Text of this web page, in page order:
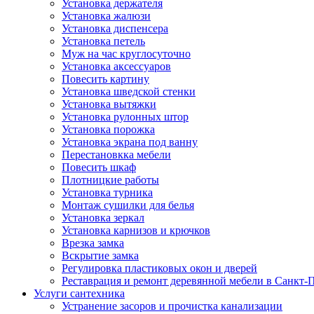
Установка держателя
Установка жалюзи
Установка диспенсера
Установка петель
Муж на час круглосуточно
Установка аксессуаров
Повесить картину
Установка шведской стенки
Установка вытяжки
Установка рулонных штор
Установка порожка
Установка экрана под ванну
Перестановкка мебели
Повесить шкаф
Плотницкие работы
Установка турника
Монтаж сушилки для белья
Установка зеркал
Установка карнизов и крючков
Врезка замка
Вскрытие замка
Регулировка пластиковых окон и дверей
Реставрация и ремонт деревянной мебели в Санкт-
Услуги сантехника
Устранение засоров и прочистка канализации